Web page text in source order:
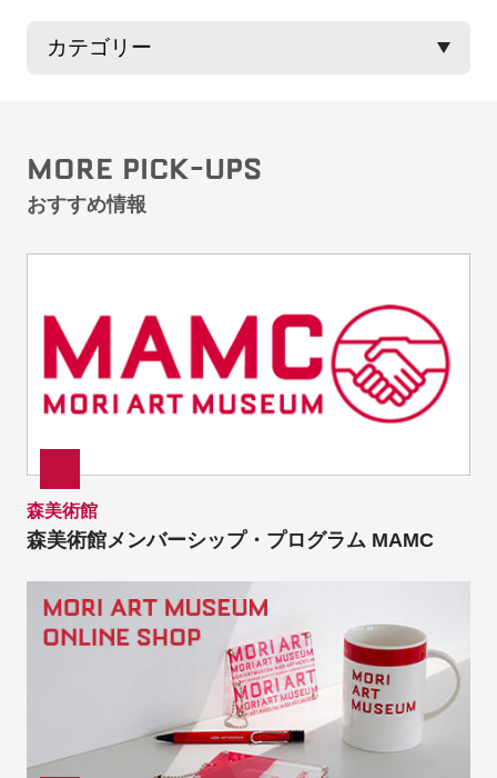
MORE PICK-UPS
おすすめ情報
森美術館
森美術館メンバーシップ・プログラム MAMC